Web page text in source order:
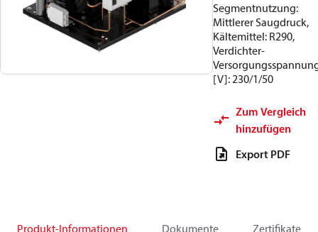
Segmentnutzung:
Mittlerer Saugdruck,
Kältemittel: R290,
Verdichter-
[V]: 230/1/50
Zum Vergleich
hinzufügen
Export PDF
Produkt-Informationen Dokumente Zertifikate